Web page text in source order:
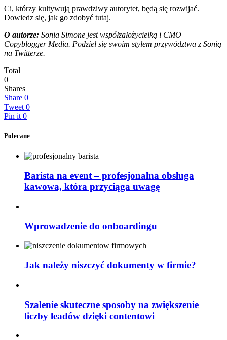
Ci, którzy kultywują prawdziwy autorytet, będą się rozwijać.
Dowiedz się, jak go zdobyć tutaj.
O autorze: Sonia Simone jest współzałożycielką i CMO
Copyblogger Media. Podziel się swoim stylem przywództwa z Sonią
na Twitterze.
Total
0
Shares
Share 0
Tweet 0
Pin it 0
Polecane
Barista na event – profesjonalna obsługa
kawowa, która przyciąga uwagę
Wprowadzenie do onboardingu
Jak należy niszczyć dokumenty w firmie?
Szalenie skuteczne sposoby na zwiększenie
liczby leadów dzięki contentowi